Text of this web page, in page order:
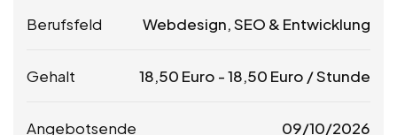
Berufsfeld Webdesign, SEO & Entwicklung
Gehalt 18,50 Euro -18,50 Euro / Stunde
Angebotsende 09/10/2026